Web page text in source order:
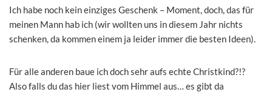
Ich habe noch kein einziges Geschenk – Moment, doch, das für
meinen Mann hab ich (wir wollten uns in diesem Jahr nichts
schenken, da kommen einem ja leider immer die besten Ideen).
Für alle anderen baue ich doch sehr aufs echte Christkind?!?
Also falls du das hier liest vom Himmel aus… es gibt da